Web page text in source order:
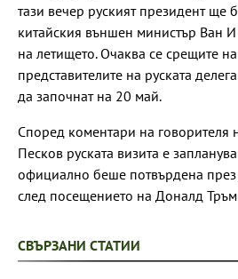
тази вечер руският президент ще
китайския външен министър Ван
на летището. Очаква се срещите
представителите на руската
да започнат на 20 май.
Според коментари на говорителя
Песков руската визита е
официално беше потвърдена
след посещението на Доналд
СВЪРЗАНИ СТАТИИ